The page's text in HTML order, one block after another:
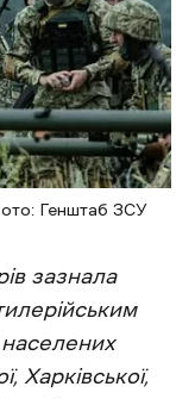
Генштаб ЗСУ
зазнала
Харківської,